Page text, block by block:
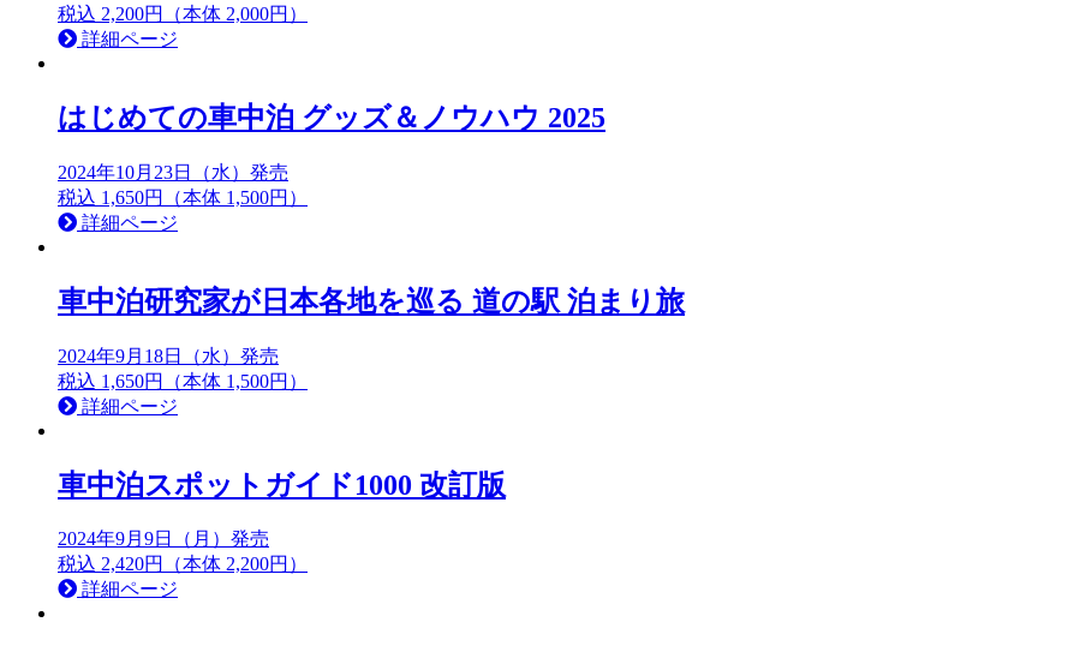
税込 2,200円（本体 2,000円）
詳細ページ
はじめての車中泊 グッズ＆ノウハウ 2025
2024年10月23日（水）発売
税込 1,650円（本体 1,500円）
詳細ページ
車中泊研究家が日本各地を巡る 道の駅 泊まり旅
2024年9月18日（水）発売
税込 1,650円（本体 1,500円）
詳細ページ
車中泊スポットガイド1000 改訂版
2024年9月9日（月）発売
税込 2,420円（本体 2,200円）
詳細ページ